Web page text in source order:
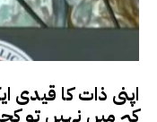
اپنی ذات کا
کہ میں نہیں تو